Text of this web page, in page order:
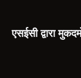
एसईसी द्वारा